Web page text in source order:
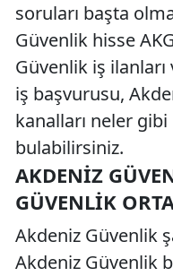
soruları başta
Güvenlik hisse
Güvenlik iş
iş başvurusu,
kanalları neler
bulabilirsiniz.
AKDENIZ
GÜVENLIK
Akdeniz Güvenlik
Akdeniz Güvenlik